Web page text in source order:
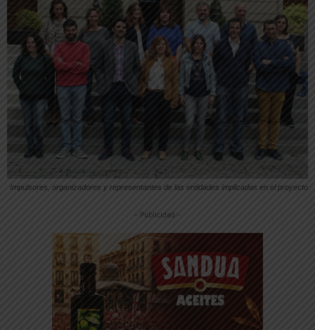
Impulsores, organizadores y representantes de las entidades implicadas en el proyecto
-- Publicidad --